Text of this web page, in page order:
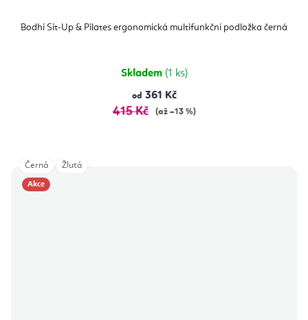
Bodhi Sit-Up & Pilates ergonomická multifunkční podložka černá
Skladem (1 ks)
od 361 Kč
415 Kč (až –13 %)
Akce
Černá Žlutá